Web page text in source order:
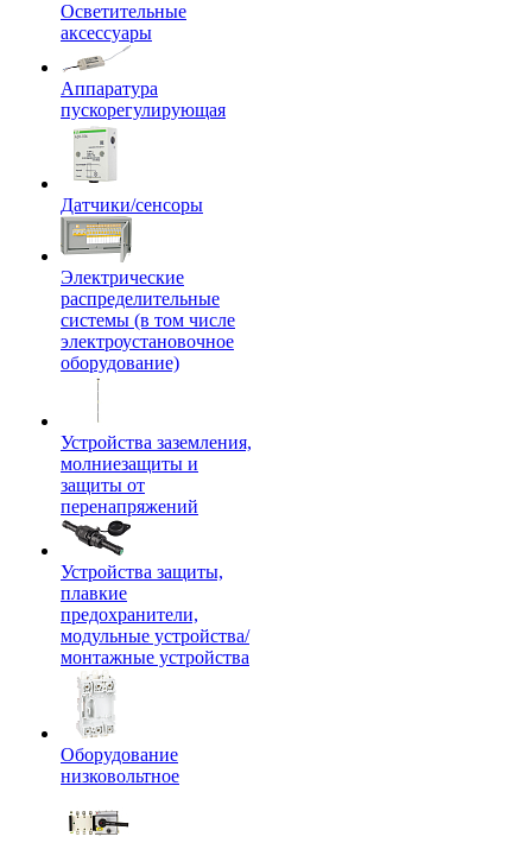
Осветительные
аксессуары
Аппаратура
пускорегулирующая
Датчики/сенсоры
Электрические
распределительные
системы (в том числе
электроустановочное
оборудование)
Устройства заземления,
молниезащиты и
защиты от
перенапряжений
Устройства защиты,
плавкие
предохранители,
модульные устройства/
монтажные устройства
Оборудование
низковольтное